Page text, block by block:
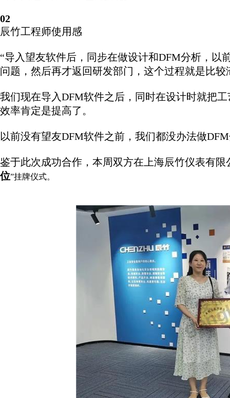
02
辰竹工程师使用感
“导入望友软件后，同步在做设计和DFM分析，以
问题，然后再才返回研发部门，这个过程就是比较
我们现在导入DFM软件之后，同时在设计时就把
效率肯定是提高了。
以前没有望友DFM软件之前，我们都没办法做
鉴于此次成功合作，本周双方在上海辰竹仪表有限
位”挂牌仪式。